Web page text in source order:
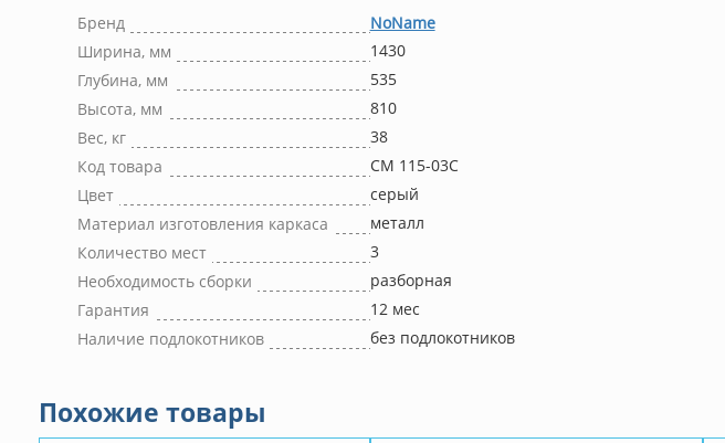
Бренд
NoName
Ширина, мм
1430
Глубина, мм
535
Высота, мм
810
Вес, кг
38
Код товара
СМ 115-03С
Цвет
серый
Материал изготовления каркаса
металл
Количество мест
3
Необходимость сборки
разборная
Гарантия
12 мес
Наличие подлокотников
без подлокотников
Похожие товары